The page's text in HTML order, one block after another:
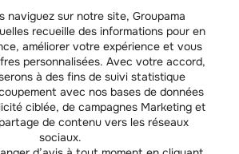
naviguez sur notre site, Groupama
recueille des informations pour en
améliorer votre expérience et vous
personnalisées. Avec votre accord,
à des fins de suivi statistique
avec nos bases de données
ciblée, de campagnes Marketing et
de contenu vers les réseaux
sociaux.
AGRICOLES
patrimonial du chef d’exploitation
vie et celle de votre exploitation agricole,